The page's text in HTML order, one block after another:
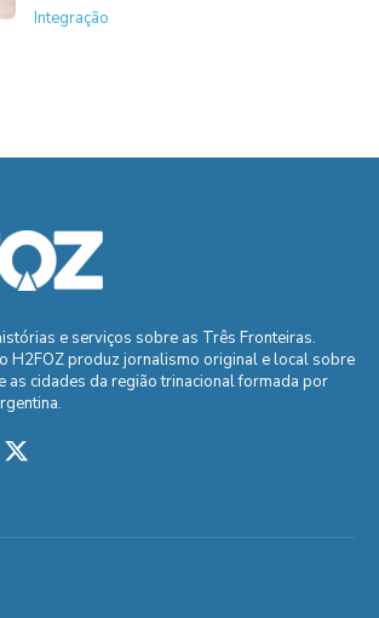
Integração
e serviços sobre as Três Fronteiras.
H2FOZ produz jornalismo original e local sobre
as cidades da região trinacional formada por